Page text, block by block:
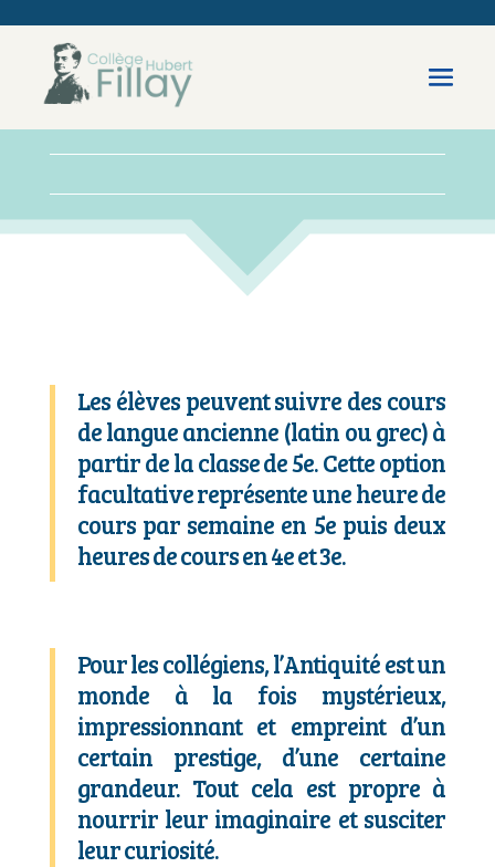
Les élèves peuvent suivre des cours
de langue ancienne (latin ou grec) à
partir de la classe de 5e. Cette option
facultative représente une heure de
cours par semaine en 5e puis deux
heures de cours en 4e et 3e.
Pour les collégiens, l’Antiquité est un
monde à la fois mystérieux,
impressionnant et empreint d’un
certain prestige, d’une certaine
grandeur. Tout cela est propre à
nourrir leur imaginaire et susciter
leur curiosité.